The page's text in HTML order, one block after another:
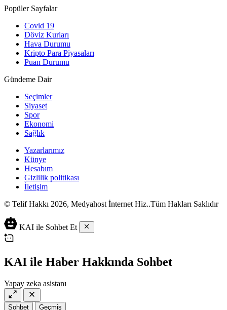
Popüler Sayfalar
Covid 19
Döviz Kurları
Hava Durumu
Kripto Para Piyasaları
Puan Durumu
Gündeme Dair
Seçimler
Siyaset
Spor
Ekonomi
Sağlık
Yazarlarımız
Künye
Hesabım
Gizlilik politikası
İletişim
© Telif Hakkı 2026, Medyahost İnternet Hiz..Tüm Hakları Saklıdır
casino
siteleri
casino
2023
lordcasino
canlı
casino
siteleri
iyi
casino
vdcasino
vdcasino
giriş
ev
yapımı
salça
KAI ile Sohbet Et
KAI ile Haber Hakkında Sohbet
Yapay zeka asistanı
Sohbet Geçmiş